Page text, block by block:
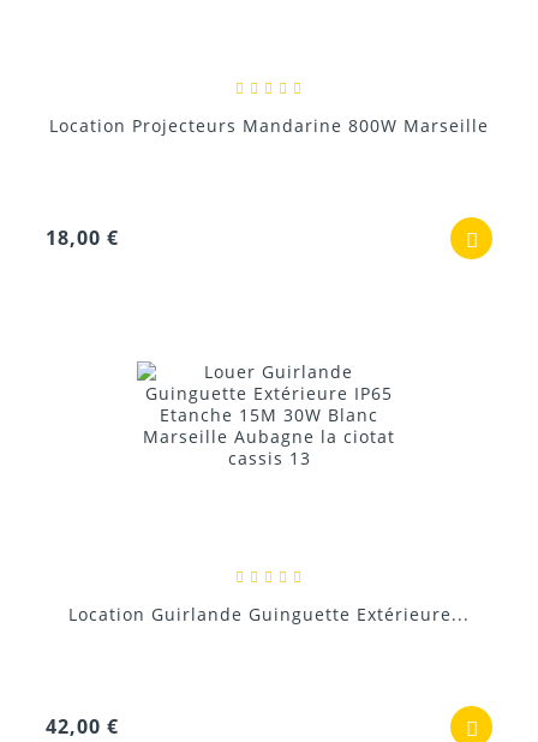
Location Projecteurs Mandarine 800W Marseille
18,00 €
Location Guirlande Guinguette Extérieure...
42,00 €